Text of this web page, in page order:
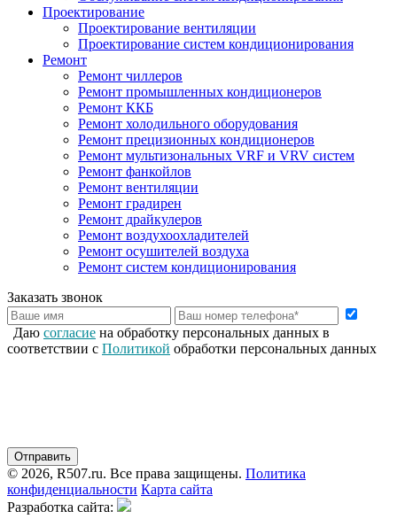
Проектирование
Проектирование вентиляции
Проектирование систем кондиционирования
Ремонт
Ремонт чиллеров
Ремонт промышленных кондиционеров
Ремонт ККБ
Ремонт холодильного оборудования
Ремонт прецизионных кондиционеров
Ремонт мультизональных VRF и VRV систем
Ремонт фанкойлов
Ремонт вентиляции
Ремонт градирен
Ремонт драйкулеров
Ремонт воздухоохладителей
Ремонт осушителей воздуха
Ремонт систем кондиционирования
Заказать звонок
Даю согласие на обработку персональных данных в
соответствии с Политикой обработки персональных данных
© 2026, R507.ru. Все права защищены. Политика
конфиденциальности Карта сайта
Разработка сайта: